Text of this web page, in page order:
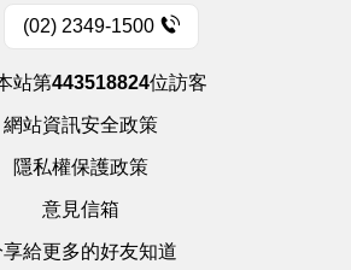
(02) 2349-1500
站第443518824位訪客
網站資訊安全政策
隱私權保護政策
意見信箱
享給更多的好友知道